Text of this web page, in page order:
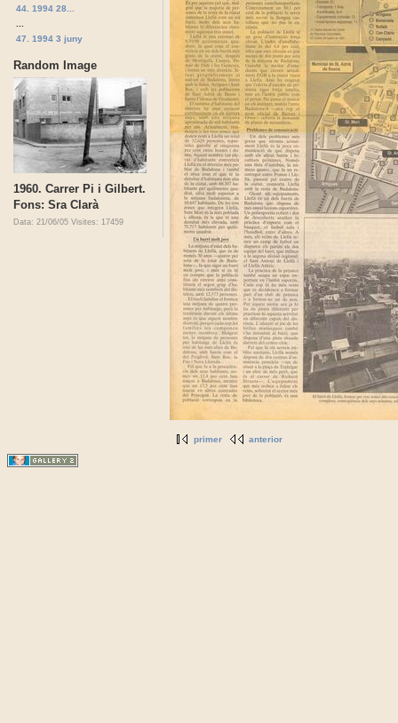
44. 1994 28...
47. 1994 3 juny
Random Image
1960. Carrer Pi i Gilbert.
Fons: Sra Clarà
Data: 21/06/05 Visites: 17459
primer anterior